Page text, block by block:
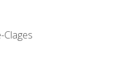
Clages